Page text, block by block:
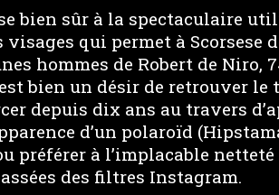
bien sûr à la spectaculaire
visages qui permet à Scorsese
hommes de Robert de Niro,
bien un désir de retrouver le
depuis dix ans au travers
d’un polaroïd
préférer à l’implacable
des filtres Instagram.